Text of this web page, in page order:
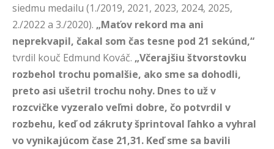
siedmu medailu (1./2019, 2021, 2023, 2024, 2025,
2./2022 a 3./2020). „Maťov rekord ma ani
neprekvapil, čakal som čas tesne pod 21 sekúnd,“
tvrdil kouč Edmund Kováč. „Včerajšiu štvorstovku
rozbehol trochu pomalšie, ako sme sa dohodli,
preto asi ušetril trochu nohy. Dnes to už v
rozcvičke vyzeralo veľmi dobre, čo potvrdil v
rozbehu, keď od zákruty šprintoval ľahko a vyhral
vo vynikajúcom čase 21,31. Keď sme sa bavili